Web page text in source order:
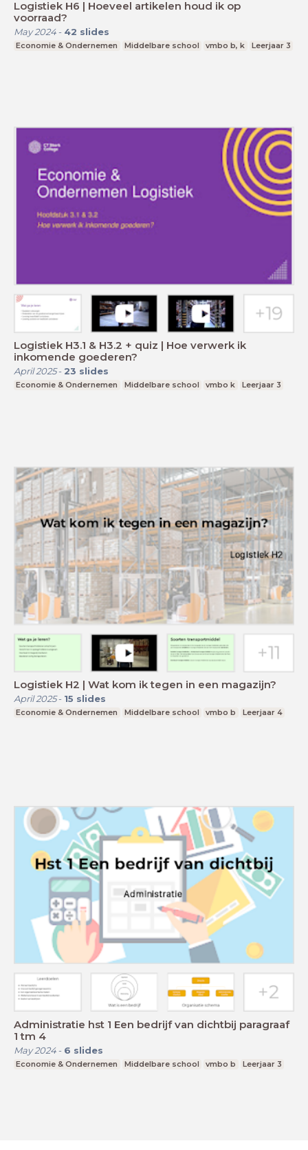
Logistiek H6 | Hoeveel artikelen houd ik op
voorraad?
May 2024- 42 slides
Economie & Ondernemen Middelbare school vmbo b, k Leerjaar 3
Logistiek H3.1 & H3.2 + quiz | Hoe verwerk ik
inkomende goederen?
April 2025- 23 slides
Economie & Ondernemen Middelbare school vmbo k Leerjaar 3
Logistiek H2 | Wat kom ik tegen in een magazijn?
April 2025- 15 slides
Economie & Ondernemen Middelbare school vmbo b Leerjaar 4
Administratie hst 1 Een bedrijf van dichtbij paragraaf
1 tm 4
May 2024- 6 slides
Economie & Ondernemen Middelbare school vmbo b Leerjaar 3